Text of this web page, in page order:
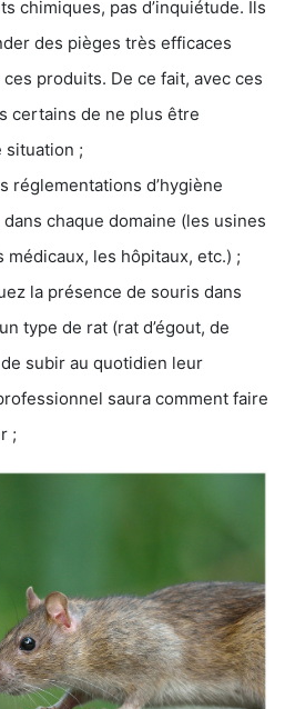
chimiques, pas d’inquiétude. Ils
des pièges très efficaces
produits. De ce fait, avec ces
certains de ne plus être
situation ;
réglementations d’hygiène
chaque domaine (les usines
les hôpitaux, etc.) ;
la présence de souris dans
type de rat (rat d’égout, de
subir au quotidien leur
saura comment faire
;